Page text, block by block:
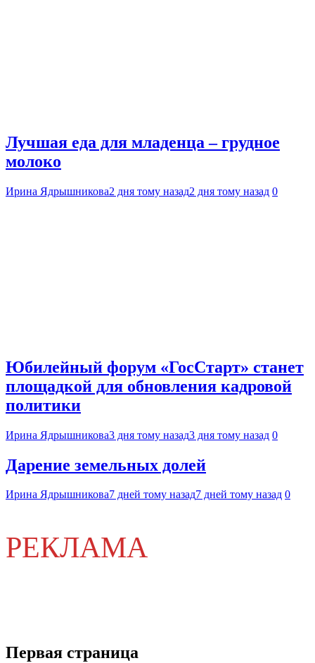
Лучшая еда для младенца – грудное
молоко
Ирина Ядрышникова2 дня тому назад2 дня тому назад 0
Юбилейный форум «ГосСтарт» станет
площадкой для обновления кадровой
политики
Ирина Ядрышникова3 дня тому назад3 дня тому назад 0
Дарение земельных долей
Ирина Ядрышникова7 дней тому назад7 дней тому назад 0
РЕКЛАМА
Первая страница